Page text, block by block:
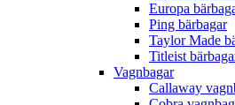
Europa
Ping bärbagar
Taylor Made
Titleist
Vagnbagar
Callaway